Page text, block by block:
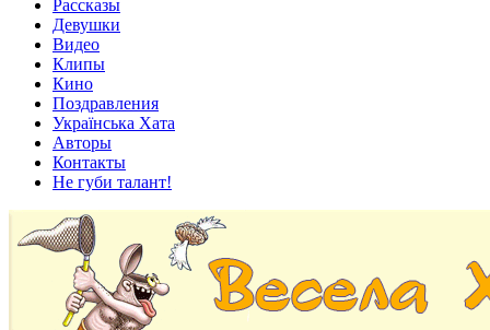
Рассказы
Девушки
Видео
Клипы
Кино
Поздравления
Українська Хата
Авторы
Контакты
Не губи талант!